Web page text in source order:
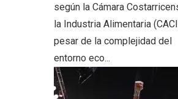
según la Cámara
la Industria Alimentaria
pesar de la complejidad del
entorno eco...